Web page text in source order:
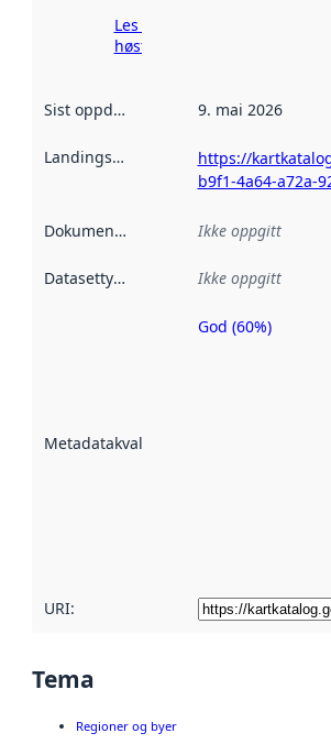
Les mer om
høsting her
Sist oppdatert 9. mai 2026
Landingsside
https://
b9f1-4a64-a72a-
Dokumentasjon Ikke oppgitt
Datasettype Ikke oppgitt
Metadatakvalitet
Metadatakvalitet
God (60%)
URI:
Tema
Regioner og byer